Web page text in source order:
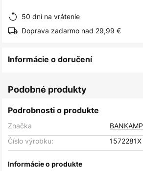
50 dní na vrátenie
Doprava zadarmo nad 29,99 €
Informácie o doručení
Podobné produkty
Podrobnosti o produkte
Značka
BANKAMP
Číslo výrobku:
1572281X
Informácie o produkte